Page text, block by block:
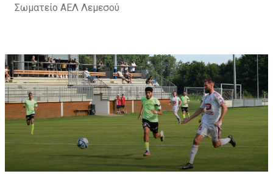
Σωματείο ΑΕΛ Λεμεσού